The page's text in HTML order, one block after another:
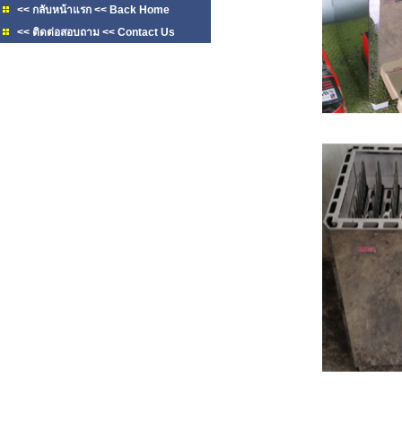
<< กลับหน้าแรก << Back Home
<< ติดต่อสอบถาม << Contact Us